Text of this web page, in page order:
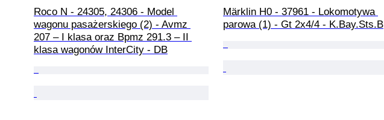
Roco N - 24305, 24306 - Model
wagonu pasażerskiego (2) - Avmz
207 – I klasa oraz Bpmz 291.3 – II
klasa wagonów InterCity - DB
Märklin H0 - 37961 - Lokomotywa
parowa (1) - Gt 2x4/4 - K.Bay.Sts.B